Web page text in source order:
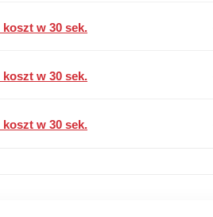
w 30 sek.
w 30 sek.
w 30 sek.